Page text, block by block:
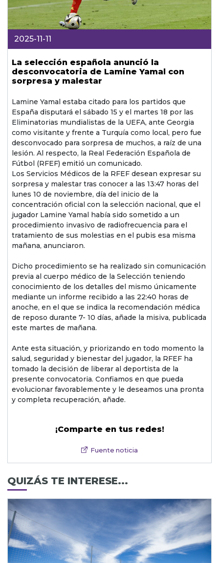
2025-11-11
La selección española anunció la
desconvocatoria de Lamine Yamal con
sorpresa y malestar
Lamine Yamal estaba citado para los partidos que
España disputará el sábado 15 y el martes 18 por las
Eliminatorias mundialistas de la UEFA, ante Georgia
como visitante y frente a Turquía como local, pero fue
desconvocado para sorpresa de muchos, a raíz de una
lesión. Al respecto, la Real Federación Española de
Fútbol (RFEF) emitió un comunicado.
Los Servicios Médicos de la RFEF desean expresar su
sorpresa y malestar tras conocer a las 13:47 horas del
lunes 10 de noviembre, día del inicio de la
concentración oficial con la selección nacional, que el
jugador Lamine Yamal había sido sometido a un
procedimiento invasivo de radiofrecuencia para el
tratamiento de sus molestias en el pubis esa misma
mañana, anunciaron.
Dicho procedimiento se ha realizado sin comunicación
previa al cuerpo médico de la Selección teniendo
conocimiento de los detalles del mismo únicamente
mediante un informe recibido a las 22:40 horas de
anoche, en el que se indica la recomendación médica
de reposo durante 7- 10 días, añade la misiva, publicada
este martes de mañana.
Ante esta situación, y priorizando en todo momento la
salud, seguridad y bienestar del jugador, la RFEF ha
tomado la decisión de liberar al deportista de la
presente convocatoria. Confiamos en que pueda
evolucionar favorablemente y le deseamos una pronta
y completa recuperación, añade.
¡Comparte en tus redes!
Fuente noticia
QUIZÁS TE INTERESE...